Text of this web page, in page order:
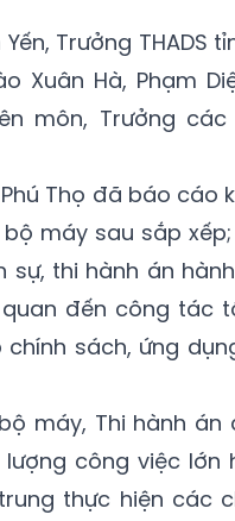
Trưởng THADS
Xuân Hà, Phạm
môn, Trưởng các
Thọ đã báo cáo
máy sau sắp
thi hành án
đến công tác
sách, ứng
máy, Thi hành án
công việc lớn
thực hiện các